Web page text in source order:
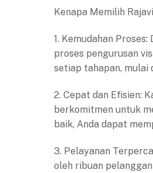
Kenapa Memilih
1. Kemudahan
proses pengurusan
setiap tahapan, mulai
2. Cepat dan Efisien:
berkomitmen untuk
baik, Anda dapat
3. Pelayanan
oleh ribuan